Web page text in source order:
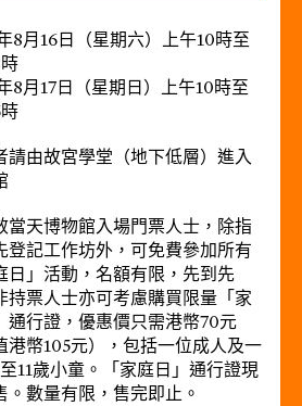
8月16日（星期六）上午10時至
8月17日（星期日）上午10時至
請由故宮學堂（地下低層）進入
當天博物館入場門票人士，除指
登記工作坊外，可免費參加所有
日」活動，名額有限，先到先
持票人士亦可考慮購買限量「家
通行證，優惠價只需港幣70元
港幣105元），包括一位成人及一
11歲小童。「家庭日」通行證現
。數量有限，售完即止。